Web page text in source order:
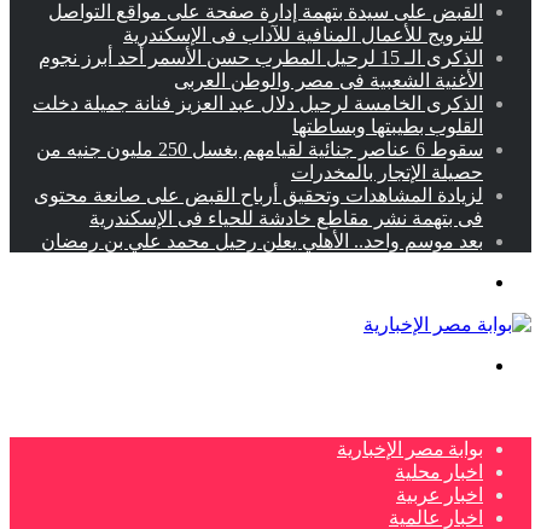
القبض على سيدة بتهمة إدارة صفحة على مواقع التواصل
للترويج للأعمال المنافية للآداب فى الإسكندرية
الذكرى الـ 15 لرحيل المطرب حسن الأسمر أحد أبرز نجوم
الأغنية الشعبية فى مصر والوطن العربى
الذكرى الخامسة لرحيل دلال عبد العزيز فنانة جميلة دخلت
القلوب بطيبتها وبساطتها
سقوط 6 عناصر جنائية لقيامهم بغسل 250 مليون جنيه من
حصيلة الإتجار بالمخدرات
لزيادة المشاهدات وتحقيق أرباح القبض على صانعة محتوى
فى بتهمة نشر مقاطع خادشة للحياء فى الإسكندرية
بعد موسم واحد.. الأهلي يعلن رحيل محمد علي بن رمضان
بوابة مصر الإخبارية
اخبار محلية
اخبار عربية
اخبار عالمية